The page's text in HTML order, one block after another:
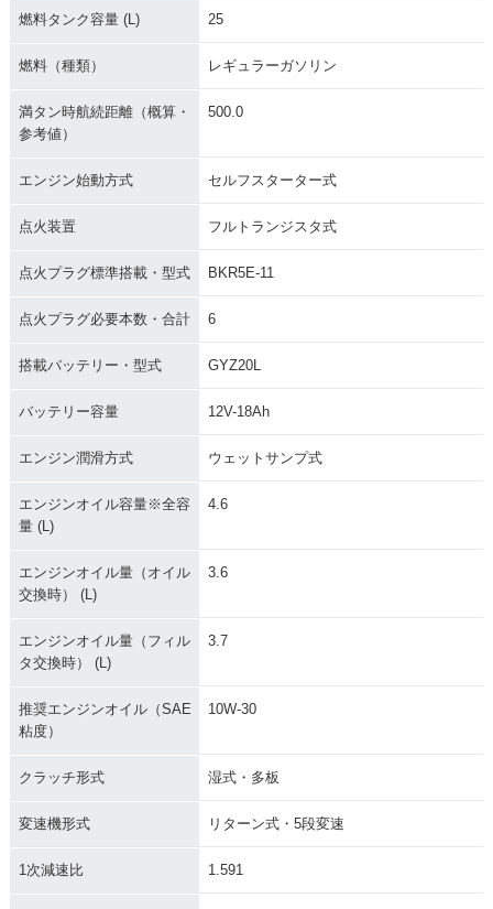
AIRBAG NAVI・カ
ラーチェンジ
G・カラーチェンジ
G・マイナーチェン
ジ
AIRBAG NAVI・マ
イナーチェンジ
2008年 GOLDWING
AIRBAG NAVI・新
登場
2008年 GOLDWIN
G・カラーチェンジ
2007年 GOLDWIN
G・カラーチェンジ
2006年 GOLDWIN
G・マイナーチェン
燃料タンク容量 (L) 25
燃料（種類） レギュラーガソリン
満タン時航続距離（概算・
参考値）
500.0
エンジン始動方式 セルフスターター式
点火装置 フルトランジスタ式
点火プラグ標準搭載・型式 BKR5E-11
点火プラグ必要本数・合計 6
搭載バッテリー・型式 GYZ20L
バッテリー容量 12V-18Ah
エンジン潤滑方式 ウェットサンプ式
エンジンオイル容量※全容
量 (L)
4.6
エンジンオイル量（オイル
交換時） (L)
3.6
エンジンオイル量（フィル
タ交換時） (L)
3.7
推奨エンジンオイル（SAE
粘度）
10W-30
クラッチ形式 湿式・多板
変速機形式 リターン式・5段変速
1次減速比 1.591